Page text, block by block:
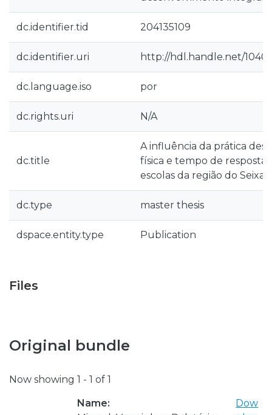
dc.identifier.tid 204135109
dc.identifier.uri http://hdl.handle.net/
dc.language.iso por
dc.rights.uri N/A
dc.title
A influência da prática
física e tempo de resposta
escolas da região do Seixal
dc.type master thesis
dspace.entity.type Publication
Files
Original bundle
Now showing 1 - 1 of 1
Name:
Dow